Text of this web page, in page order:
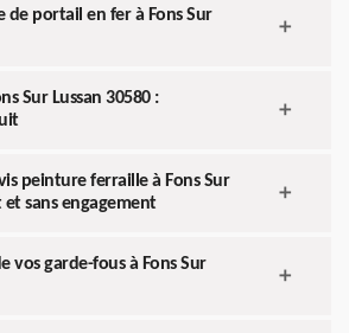
de portail en fer à Fons Sur
Sur Lussan 30580 :
peinture ferraille à Fons Sur
et sans engagement
vos garde-fous à Fons Sur